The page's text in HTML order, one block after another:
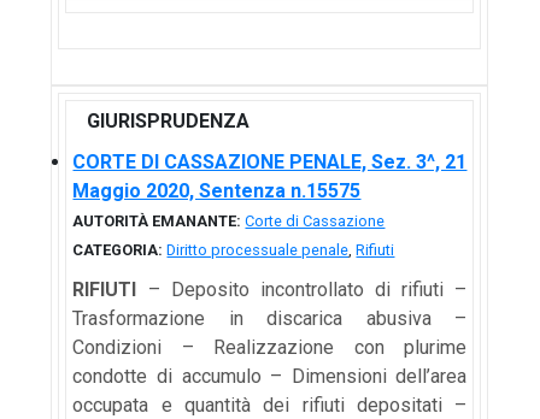
GIURISPRUDENZA
CORTE DI CASSAZIONE PENALE, Sez. 3^, 21
Maggio 2020, Sentenza n.15575
AUTORITÀ EMANANTE: Corte di Cassazione
CATEGORIA: Diritto processuale penale,Rifiuti
RIFIUTI
– Deposito incontrollato di rifiuti –
Trasformazione in discarica abusiva –
Condizioni – Realizzazione con plurime
condotte di accumulo – Dimensioni dell’area
occupata e quantità dei rifiuti depositati –